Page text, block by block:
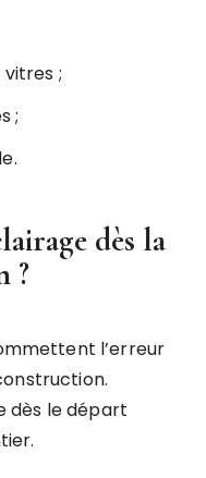
;
;
dès la
?
l’erreur
dès le départ